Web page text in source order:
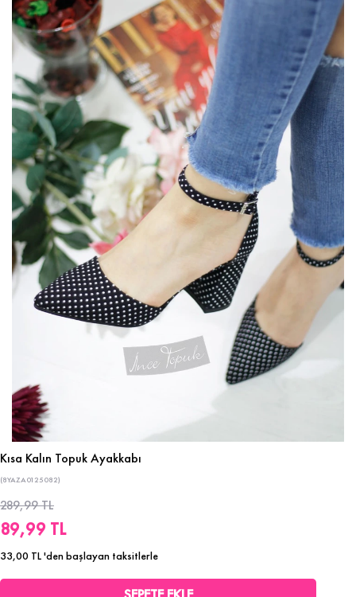
Kısa Kalın Topuk Ayakkabı
(8YAZA0125082)
289,99 TL
89,99 TL
33,00 TL'den başlayan taksitlerle